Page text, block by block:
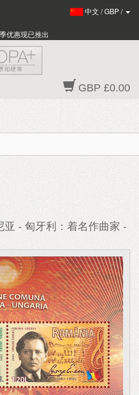
中文 /GBP/
优惠现已推出
GBP £0.00
亚 - 匈牙利：着名作曲家 -